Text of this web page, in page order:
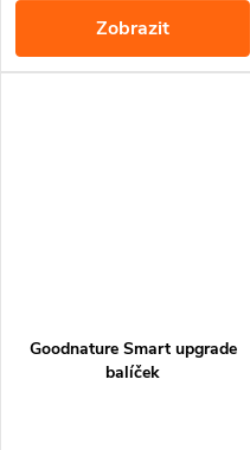
Zobrazit
Goodnature Smart upgrade
balíček